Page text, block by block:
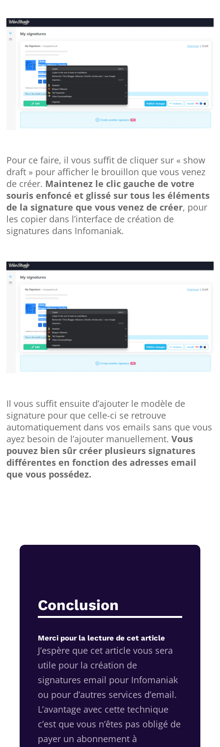
Pour ce faire, il vous suffit de cliquer sur « show
draft » pour afficher le brouillon que vous venez
de créer. Maintenez le clic gauche de votre
souris enfoncé et glissé sur tous les éléments
de la signature que vous venez de créer, pour
les copier dans l’interface de création de
signatures dans Infomaniak.
Il vous suffit ensuite d’ajouter le modèle de
signature pour que celle-ci se retrouve
automatiquement dans vos emails sans que vous
ayez besoin de l’ajouter manuellement.Vous
pouvez bien sûr créer plusieurs signatures
différentes en fonction des adresses email
que vous possédez.
Conclusion
Merci pour la lecture de cet article
J’espère que cet article vous sera
utile pour la création de
signatures email pour Infomaniak
ou pour d’autres services d’email.
L’avantage avec cette technique
c’est que vous n’êtes pas obligé de
payer un abonnement à